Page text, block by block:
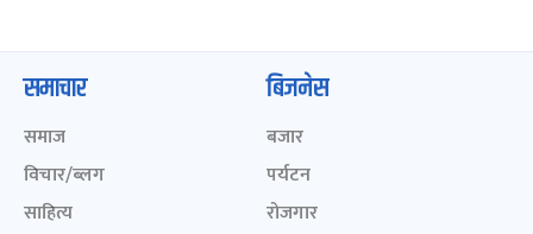
समाचार
समाज
विचार/ब्लग
साहित्य
बिजनेस
बजार
पर्यटन
रोजगार